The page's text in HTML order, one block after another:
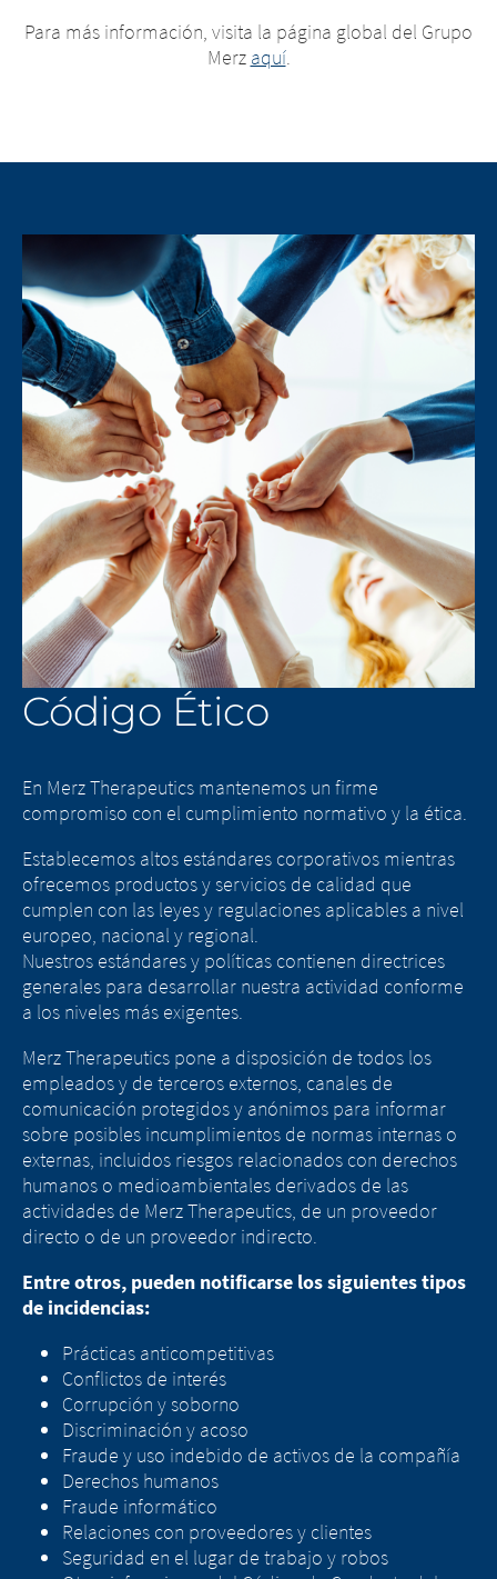
Para más información, visita la página global del Grupo
Merz aquí.
Código Ético
En Merz Therapeutics mantenemos un firme
compromiso con el cumplimiento normativo y la ética.
Establecemos altos estándares corporativos mientras
ofrecemos productos y servicios de calidad que
cumplen con las leyes y regulaciones aplicables a nivel
europeo, nacional y regional.
Nuestros estándares y políticas contienen directrices
generales para desarrollar nuestra actividad conforme
a los niveles más exigentes.
Merz Therapeutics pone a disposición de todos los
empleados y de terceros externos, canales de
comunicación protegidos y anónimos para informar
sobre posibles incumplimientos de normas internas o
externas, incluidos riesgos relacionados con derechos
humanos o medioambientales derivados de las
actividades de Merz Therapeutics, de un proveedor
directo o de un proveedor indirecto.
Entre otros, pueden notificarse los siguientes tipos
de incidencias:
Prácticas anticompetitivas
Conflictos de interés
Corrupción y soborno
Discriminación y acoso
Fraude y uso indebido de activos de la compañía
Derechos humanos
Fraude informático
Relaciones con proveedores y clientes
Seguridad en el lugar de trabajo y robos
Cambio de
plataforma - Está
Cambio de país -